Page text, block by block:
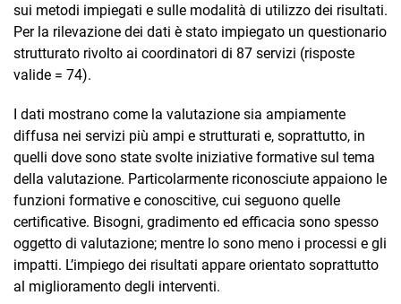
sui metodi impiegati e sulle modalità di utilizzo dei risultati.
Per la rilevazione dei dati è stato impiegato un questionario
strutturato rivolto ai coordinatori di 87 servizi (risposte
valide = 74).
I dati mostrano come la valutazione sia ampiamente
diffusa nei servizi più ampi e strutturati e, soprattutto, in
quelli dove sono state svolte iniziative formative sul tema
della valutazione. Particolarmente riconosciute appaiono le
funzioni formative e conoscitive, cui seguono quelle
certificative. Bisogni, gradimento ed efficacia sono spesso
oggetto di valutazione; mentre lo sono meno i processi e gli
impatti. L’impiego dei risultati appare orientato soprattutto
al miglioramento degli interventi.